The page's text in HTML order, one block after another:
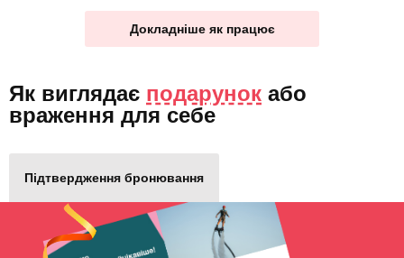
Докладніше як працює
Як виглядає подарунок або
враження для себе
Підтвердження бронювання